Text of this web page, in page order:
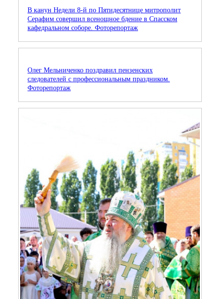
В канун Недели 8-й по Пятидесятнице митрополит
Серафим совершил всенощное бдение в Спасском
кафедральном соборе. Фоторепортаж
Олег Мельниченко поздравил пензенских
следователей с профессиональным праздником.
Фоторепортаж